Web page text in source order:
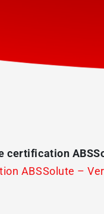
certification
ABSSolute –